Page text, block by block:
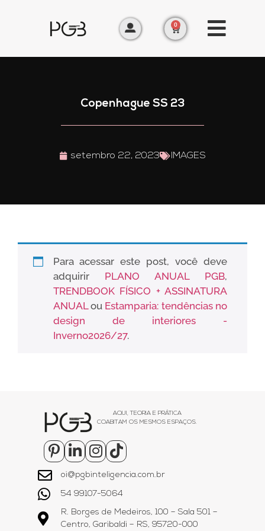
0
Copenhague SS 23
setembro 22, 2023 IMAGES
Para acessar este post, você deve
adquirir PLANO ANUAL PGB,
TRENDBOOK FÍSICO + ASSINATURA
ANUALou Estamparia: tendências no
design de interiores -
Inverno2026/27.
AQUI, TEORIA E PRÁTICA
COABITAM OS MESMOS ESPAÇOS.
oi@pgbinteligencia.com.br
54 99107-5064
R. Borges de Medeiros, 100 – Sala 501 –
Centro, Garibaldi – RS, 95720-000